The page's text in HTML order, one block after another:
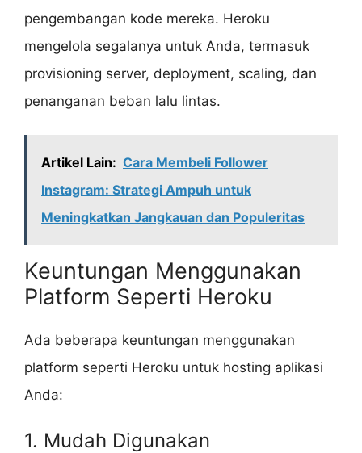
pengembangan kode mereka. Heroku
mengelola segalanya untuk Anda, termasuk
provisioning server, deployment, scaling, dan
penanganan beban lalu lintas.
Artikel Lain: Cara Membeli Follower
Instagram: Strategi Ampuh untuk
Meningkatkan Jangkauan dan Populeritas
Keuntungan Menggunakan
Platform Seperti Heroku
Ada beberapa keuntungan menggunakan
platform seperti Heroku untuk hosting aplikasi
Anda:
1. Mudah Digunakan